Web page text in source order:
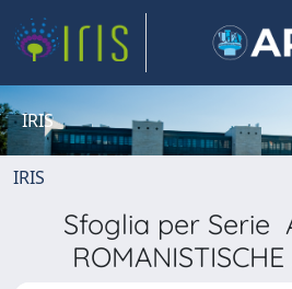
IRIS
IRIS
Sfoglia per Serie